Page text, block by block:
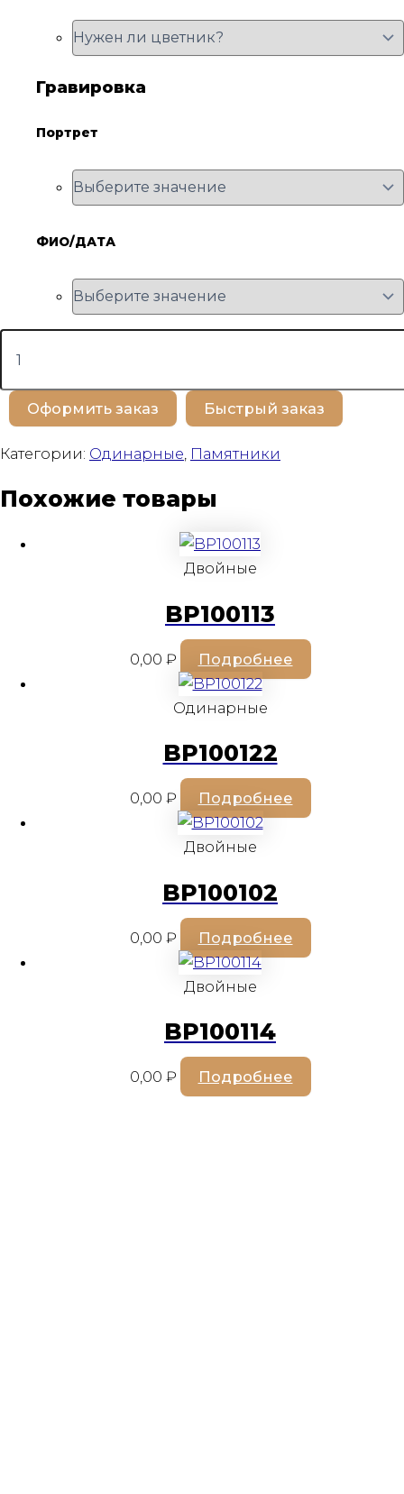
Гравировка
Портрет
ФИО/ДАТА
Количество
товара
Оформить заказ Быстрый заказ
Категории: Одинарные Памятники
Похожие товары
Двойные
BP100113
0,00 ₽ Подробнее
Одинарные
BP100122
0,00 ₽ Подробнее
Двойные
BP100102
0,00 ₽ Подробнее
Двойные
BP100114
0,00 ₽ Подробнее